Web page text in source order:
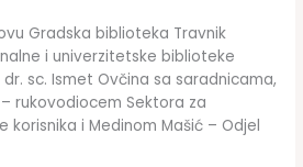
Gradska biblioteka Travnik
i univerzitetske biblioteke
sc. Ismet Ovčina sa saradnicama,
rukovodiocem Sektora za
korisnika i Medinom Mašić – Odjel